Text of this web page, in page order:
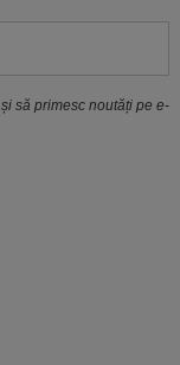
și să primesc noutăți pe e-